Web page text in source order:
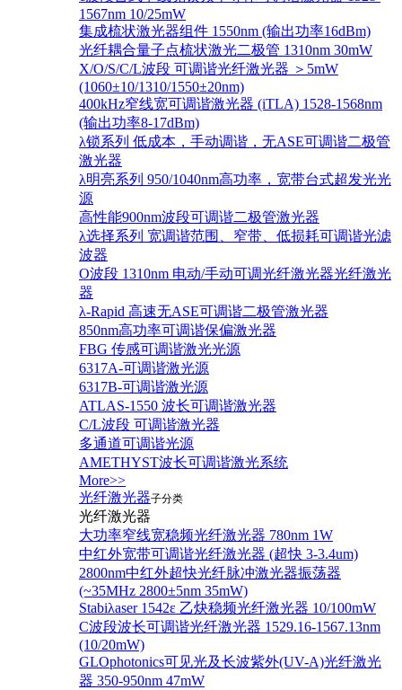
1567nm 10/25mW
集成梳状激光器组件 1550nm (输出功率16dBm)
光纤耦合量子点梳状激光二极管 1310nm 30mW
X/O/S/C/L波段 可调谐光纤激光器 ＞5mW
(1060±10/1310/1550±20nm)
400kHz窄线宽可调谐激光器 (iTLA) 1528-1568nm
(输出功率8-17dBm)
λ锁系列 低成本，手动调谐，无ASE可调谐二极管
激光器
λ明亮系列 950/1040nm高功率，宽带台式超发光光
源
高性能900nm波段可调谐二极管激光器
λ选择系列 宽调谐范围、窄带、低损耗可调谐光滤
波器
O波段 1310nm 电动/手动可调光纤激光器光纤激光
器
λ-Rapid 高速无ASE可调谐二极管激光器
850nm高功率可调谐保偏激光器
FBG 传感可调谐激光光源
6317A-可调谐激光源
6317B-可调谐激光源
ATLAS-1550 波长可调谐激光器
C/L波段 可调谐激光器
多通道可调谐光源
AMETHYST波长可调谐激光系统
More>>
光纤激光器子分类
光纤激光器
大功率窄线宽稳频光纤激光器 780nm 1W
中红外宽带可调谐光纤激光器 (超快 3-3.4um)
2800nm中红外超快光纤脉冲激光器振荡器
(~35MHz 2800±5nm 35mW)
Stabiλaser 1542ε 乙炔稳频光纤激光器 10/100mW
C波段波长可调谐光纤激光器 1529.16-1567.13nm
(10/20mW)
GLOphotonics可见光及长波紫外(UV-A)光纤激光
器 350-950nm 47mW